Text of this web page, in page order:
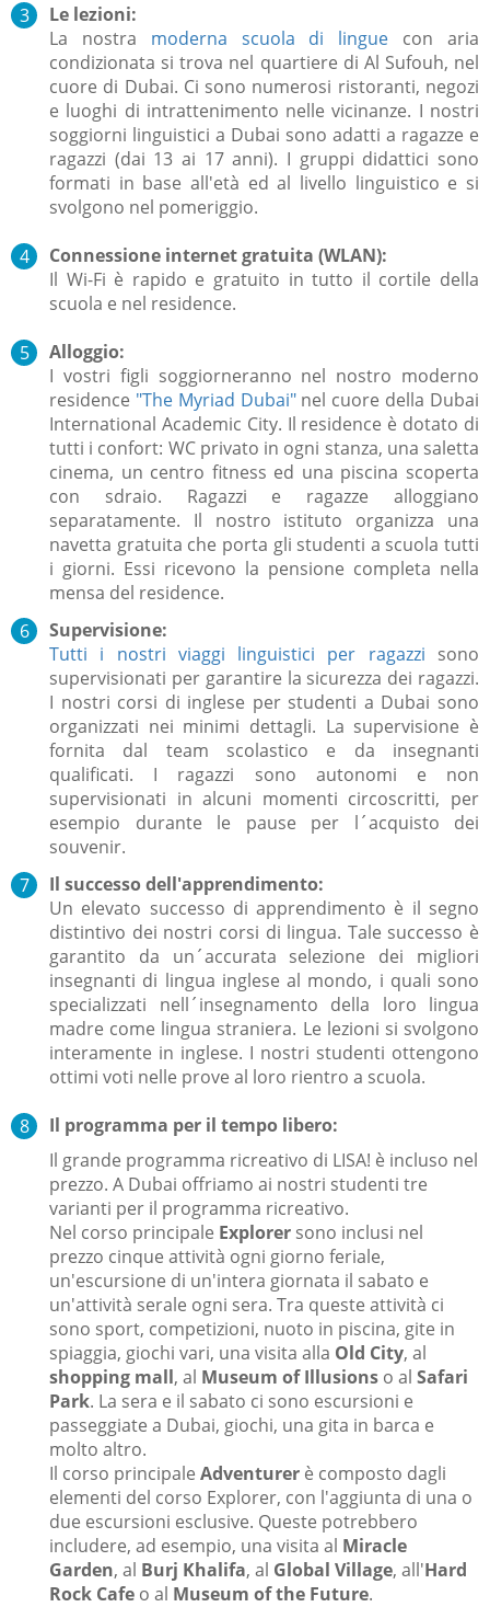
Le lezioni:
La nostra moderna scuola di lingue con aria
condizionata si trova nel quartiere di Al Sufouh, nel
cuore di Dubai. Ci sono numerosi ristoranti, negozi
e luoghi di intrattenimento nelle vicinanze. I nostri
soggiorni linguistici a Dubai sono adatti a ragazze e
ragazzi (dai 13 ai 17 anni). I gruppi didattici sono
formati in base all'età ed al livello linguistico e si
svolgono nel pomeriggio.
Connessione internet gratuita (WLAN):
Il Wi-Fi è rapido e gratuito in tutto il cortile della
scuola e nel residence.
Alloggio:
I vostri figli soggiorneranno nel nostro moderno
residence "The Myriad Dubai"nel cuore della Dubai
International Academic City. Il residence è dotato di
tutti i confort: WC privato in ogni stanza, una saletta
cinema, un centro fitness ed una piscina scoperta
con sdraio. Ragazzi e ragazze alloggiano
separatamente. Il nostro istituto organizza una
navetta gratuita che porta gli studenti a scuola tutti
i giorni. Essi ricevono la pensione completa nella
mensa del residence.
Supervisione:
Tutti i nostri viaggi linguistici per ragazzi sono
supervisionati per garantire la sicurezza dei ragazzi.
I nostri corsi di inglese per studenti a Dubai sono
organizzati nei minimi dettagli. La supervisione è
fornita dal team scolastico e da insegnanti
qualificati. I ragazzi sono autonomi e non
supervisionati in alcuni momenti circoscritti, per
esempio durante le pause per l´acquisto dei
souvenir.
Il successo dell'apprendimento:
Un elevato successo di apprendimento è il segno
distintivo dei nostri corsi di lingua. Tale successo è
garantito da un´accurata selezione dei migliori
insegnanti di lingua inglese al mondo, i quali sono
specializzati nell´insegnamento della loro lingua
madre come lingua straniera. Le lezioni si svolgono
interamente in inglese. I nostri studenti ottengono
ottimi voti nelle prove al loro rientro a scuola.
Il programma per il tempo libero:
Il grande programma ricreativo di LISA! è incluso nel
prezzo. A Dubai offriamo ai nostri studenti tre
varianti per il programma ricreativo.
Nel corso principale Explorer sono inclusi nel
prezzo cinque attività ogni giorno feriale,
un'escursione di un'intera giornata il sabato e
un'attività serale ogni sera. Tra queste attività ci
sono sport, competizioni, nuoto in piscina, gite in
spiaggia, giochi vari, una visita alla Old City, al
shopping mall, al Museum of Illusions o al Safari
Park. La sera e il sabato ci sono escursioni e
passeggiate a Dubai, giochi, una gita in barca e
molto altro.
Il corso principale Adventurer è composto dagli
elementi del corso Explorer, con l'aggiunta di una o
due escursioni esclusive. Queste potrebbero
includere, ad esempio, una visita al Miracle
Garden, al Burj Khalifa, al Global Village, all'Hard
Rock Cafe o al Museum of the Future.